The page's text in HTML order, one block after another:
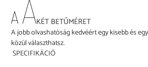
KÉT BETŰMÉRET
A jobb olvashatóság kedvéért egy kisebb és
közül választhatsz.
SPECIFIKÁCIÓ